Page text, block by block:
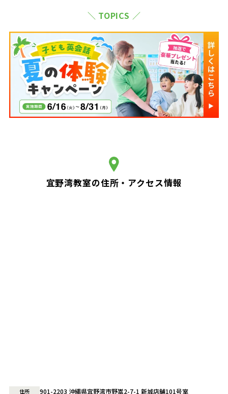
＼ TOPICS ／
宜野湾教室の住所・アクセス情報
住所 901-2203 沖縄県宜野湾市野嵩2-7-1 新城店舗101号室